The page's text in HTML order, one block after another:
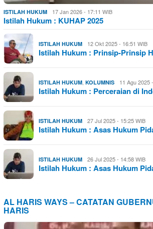
ISTILAH HUKUM 17 Jan 2026 - 17:11 WIB
Istilah Hukum : KUHAP 2025
ISTILAH HUKUM 12 Okt 2025 - 16:51 WIB
Istilah Hukum : Prinsip-Prinsip
ISTILAH HUKUM, KOLUMNIS 11 Agu 2025
Istilah Hukum : Perceraian di
ISTILAH HUKUM 27 Jul 2025 - 15:25 WIB
Istilah Hukum : Asas Hukum
ISTILAH HUKUM 26 Jul 2025 - 14:58 WIB
Istilah Hukum : Asas Hukum
AL HARIS WAYS – CATATAN
HARIS